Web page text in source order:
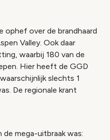
ophef over de brandhaard
Valley. Ook daar
waarbij 180 van de
Hier heeft de GGD
slechts 1
De regionale krant
mega-uitbraak was: